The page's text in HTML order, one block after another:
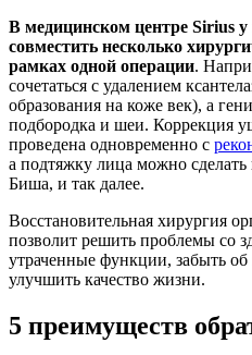
В медицинском центре Sirius у
совместить несколько
рамках одной операции.
сочетаться с удалением
образования на коже век), а
подбородка и шеи. Коррекция
проведена одновременно с
а подтяжку лица можно сделать
Биша, и так далее.
Восстановительная хирургия
позволит решить проблемы со
утраченные функции, забыть об
улучшить качество жизни.
5 преимуществ